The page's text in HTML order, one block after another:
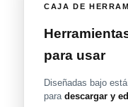
CAJA DE
para usar
Diseñadas bajo
paradescargar y